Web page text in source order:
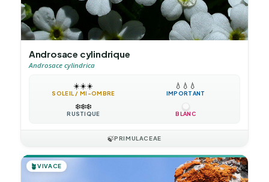
Androsace cylindrique
Androsace cylindrica
☀️☀️☀️
SOLEIL / MI-OMBRE
💧 💧 💧
IMPORTANT
❄️❄️❄️
RUSTIQUE BLANC
🍃PRIMULACEAE
🪴VIVACE